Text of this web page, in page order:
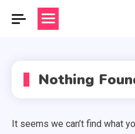
Nothing
It seems we can’t find what